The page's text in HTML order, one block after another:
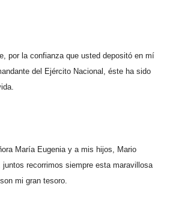
por la confianza que usted depositó en mí
del Ejército Nacional, éste ha sido
María Eugenia y a mis hijos, Mario
recorrimos siempre esta maravillosa
mi gran tesoro.